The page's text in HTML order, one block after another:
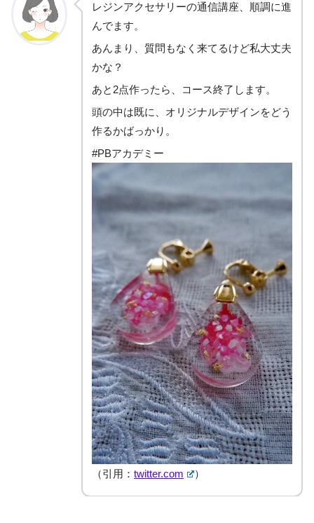
レジンアクセサリーの通信講座、順調に進
んでます。
あんまり、質問もなく来てるけど私大丈夫
かな？
あと2点作ったら、コース終了します。
頭の中は既に、オリジナルデザインをどう
作るかばっかり。
#PBアカデミー
（引用： twitter.com ）